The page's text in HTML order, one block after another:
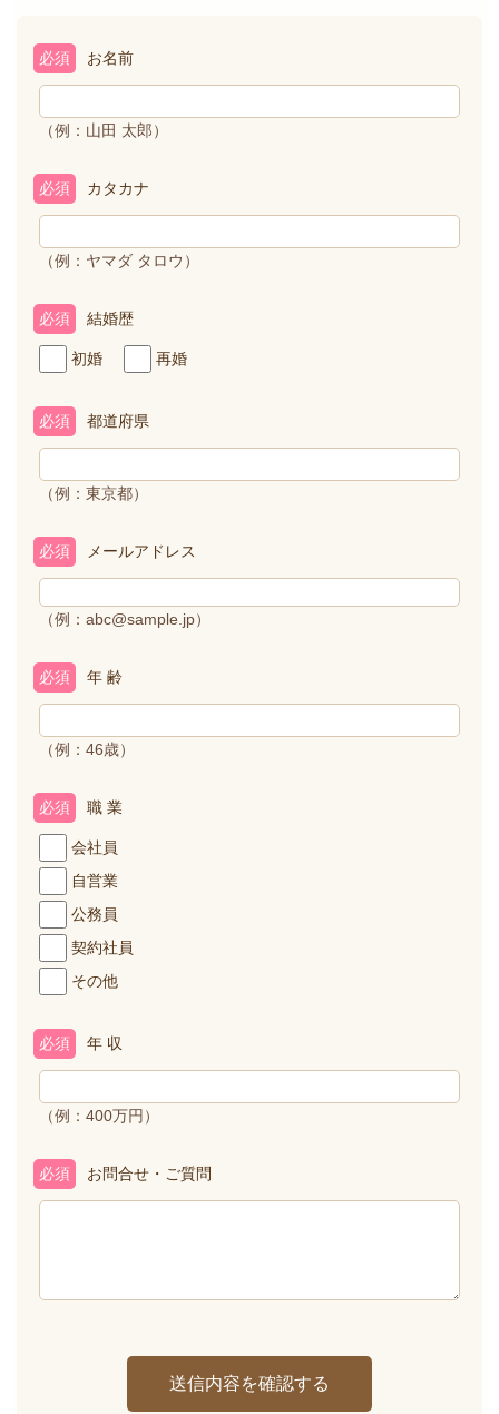
お名前
必須
（例：山田 太郎）
カタカナ
必須
（例：ヤマダ タロウ）
結婚歴
必須
初婚 再婚
都道府県
必須
（例：東京都）
メールアドレス
必須
（例：abc@sample.jp）
年 齢
必須
（例：46歳）
職 業
必須
会社員
自営業
公務員
契約社員
その他
年 収
必須
（例：400万円）
お問合せ・ご質問
必須